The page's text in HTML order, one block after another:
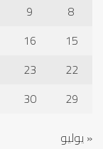
8
9
15
16
22
23
29
30
« يوليو